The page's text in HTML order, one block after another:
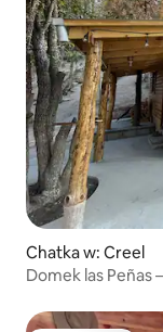
Chatka w: Creel
Domek las Peñas